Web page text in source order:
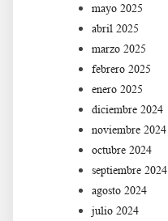
mayo 2025
abril 2025
marzo 2025
febrero 2025
enero 2025
diciembre 2024
noviembre 2024
octubre 2024
septiembre 2024
agosto 2024
julio 2024